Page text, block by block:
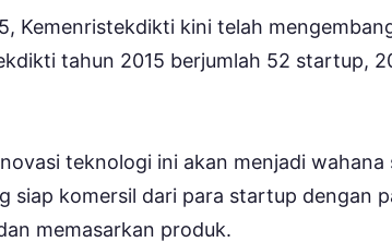
Kemenristekdikti kini telah
tahun 2015 berjumlah 52 startup,
teknologi ini akan menjadi
siap komersil dari para startup dengan
memasarkan produk.